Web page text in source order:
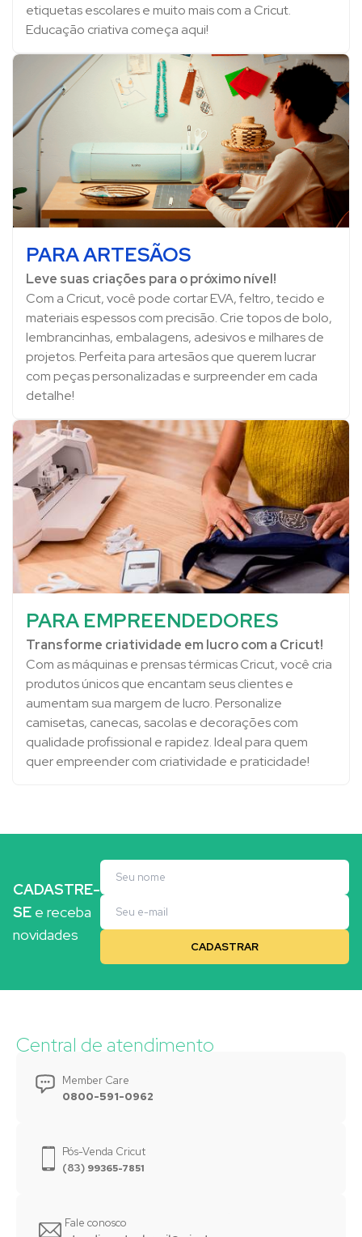
etiquetas escolares e muito mais com a Cricut.
Educação criativa começa aqui!
PARA ARTESÃOS
Leve suas criações para o próximo nível!
Com a Cricut, você pode cortar EVA, feltro, tecido e
materiais espessos com precisão. Crie topos de bolo,
lembrancinhas, embalagens, adesivos e milhares de
projetos. Perfeita para artesãos que querem lucrar
com peças personalizadas e surpreender em cada
detalhe!
PARA EMPREENDEDORES
Transforme criatividade em lucro com a Cricut!
Com as máquinas e prensas térmicas Cricut, você cria
produtos únicos que encantam seus clientes e
aumentam sua margem de lucro. Personalize
camisetas, canecas, sacolas e decorações com
qualidade profissional e rapidez. Ideal para quem
quer empreender com criatividade e praticidade!
CADASTRE-
SE e receba
novidades
Central de atendimento
Member Care
0800-591-0962
Pós-Venda Cricut
(83) 99365-7851
Fale conosco